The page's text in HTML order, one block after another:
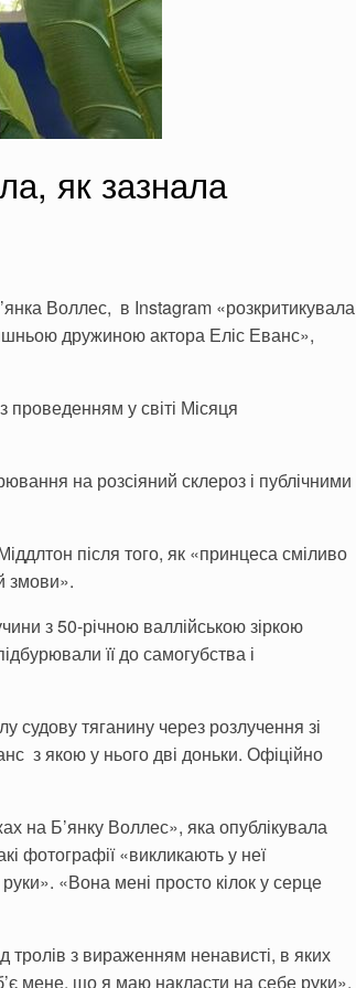
як зазнала
Воллес, в Instagram «розкритикувала
дружиною актора Еліс Еванс»,
з проведенням у світі Місяця
на розсіяний склероз і публічними
після того, як «принцеса сміливо
змови».
з 50-річною валлійською зіркою
її до самогубства і
тяганину через розлучення зі
з якою у нього дві доньки. Офіційно
на Б’янку Воллес», яка опублікувала
фотографії «викликають у неї
«Вона мені просто кілок у серце
з вираженням ненависті, в яких
мене, що я маю накласти на себе руки».